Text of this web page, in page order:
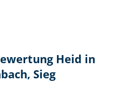
Heid in
Sieg